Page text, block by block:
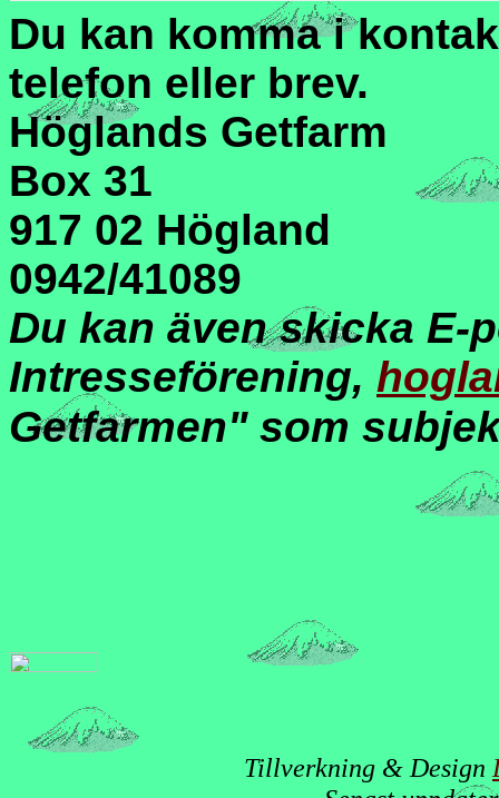
Du kan komma i
telefon eller brev.
Höglands Getfarm
Box 31
917 02 Högland
0942/41089
Du kan även skicka
Intresseförening,
Getfarmen" som
Tillverkning & Design